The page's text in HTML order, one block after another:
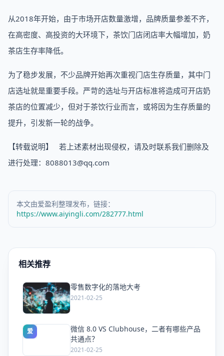
从2018年开始，由于市场开店数量激增，品牌质量参差不齐，
在高密度、高投资的大环境下，茶饮门店闭店率大幅增加，奶
茶店生存率降低。
为了稳步发展，不少品牌开始再次重视门店生存质量，其中门
店选址就是重要手段。严苛的选址与开店标准将造成可开店奶
茶店的位置减少，但对于茶饮行业而言，或将因为生存质量的
提升，引发新一轮的战争。
【转载说明】 若上述素材出现侵权，请及时联系我们删除及
进行处理：8088013@qq.com
本文由爱盈利整理发布，链接：
https://www.aiyingli.com/282777.html
相关推荐
爱 零售数字化的落地大考
2021-02-25
爱
微信 8.0 VS Clubhouse，二者有哪些产品
共通点？
2021-02-25